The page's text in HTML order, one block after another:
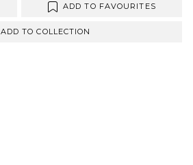
ADD TO FAVOURITES
ADD TO COLLECTION